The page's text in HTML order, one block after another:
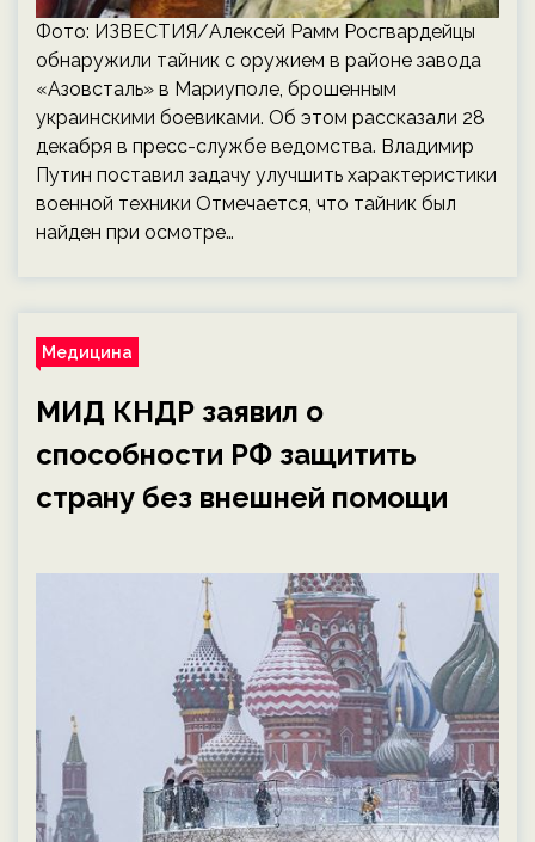
Фото: ИЗВЕСТИЯ/Алексей Рамм Росгвардейцы
обнаружили тайник с оружием в районе завода
«Азовсталь» в Мариуполе, брошенным
украинскими боевиками. Об этом рассказали 28
декабря в пресс-службе ведомства. Владимир
Путин поставил задачу улучшить характеристики
военной техники Отмечается, что тайник был
найден при осмотре…
Медицина
МИД КНДР заявил о
способности РФ защитить
страну без внешней помощи